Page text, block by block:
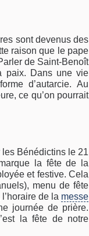
sont devenus des
raison que le pape
de Saint-Benoît
paix. Dans une vie
d’autarcie. Au
ce qu’on pourrait
Bénédictins le 21
la fête de la
et festive. Cela
menu de fête
de la messe
journée de prière.
la fête de notre